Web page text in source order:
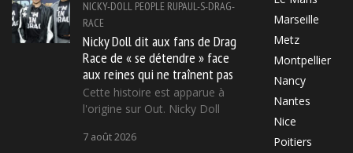
NICKY-DOLL PEOPLE RUPAUL-S-DRAG-
RACE
Nicky Doll dit aux fans de Drag
Race de « se détendre » face
aux reines qui ne traînent pas
Cette histoire est apparue à
l'origine sur Out. Nicky Doll
7 août 2026
Marseille
Metz
Montpellier
Nancy
Nantes
Nice
Poitiers